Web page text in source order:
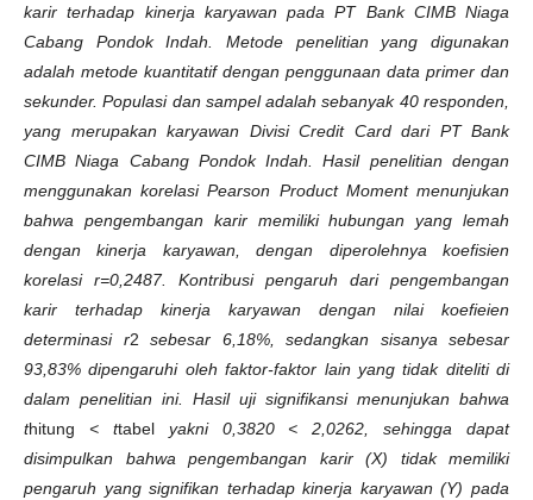
karir terhadap kinerja karyawan pada PT Bank CIMB Niaga
Cabang Pondok Indah. Metode penelitian yang digunakan
adalah metode kuantitatif dengan penggunaan data primer dan
sekunder. Populasi dan sampel adalah sebanyak 40 responden,
yang merupakan karyawan Divisi Credit Card dari PT Bank
CIMB Niaga Cabang Pondok Indah. Hasil penelitian dengan
menggunakan korelasi Pearson Product Moment menunjukan
bahwa pengembangan karir memiliki hubungan yang lemah
dengan kinerja karyawan, dengan diperolehnya koefisien
korelasi r=0,2487. Kontribusi pengaruh dari pengembangan
karir terhadap kinerja karyawan dengan nilai koefieien
determinasi r2 sebesar 6,18%, sedangkan sisanya sebesar
93,83% dipengaruhi oleh faktor-faktor lain yang tidak diteliti di
dalam penelitian ini. Hasil uji signifikansi menunjukan bahwa
thitung < ttabel yakni 0,3820 < 2,0262, sehingga dapat
disimpulkan bahwa pengembangan karir (X) tidak memiliki
pengaruh yang signifikan terhadap kinerja karyawan (Y) pada